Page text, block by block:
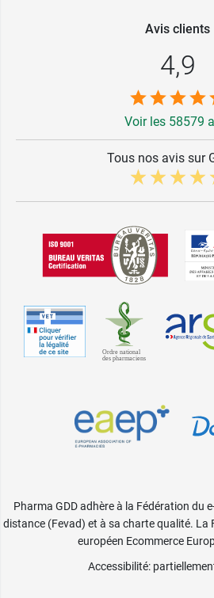
Avis clients
4,9
Voir les 58579
Tous nos avis sur
Pharma GDD adhère à la Fédération du
distance (Fevad) et à sa charte qualité. La
européen Ecommerce
Accessibilité: